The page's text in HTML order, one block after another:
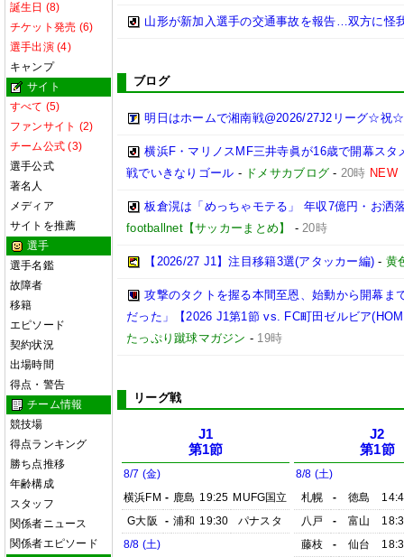
誕生日 (8)
チケット発売 (6)
選手出演 (4)
キャンプ
サイト
すべて (5)
ファンサイト (2)
チーム公式 (3)
選手公式
著名人
メディア
サイトを推薦
選手
選手名鑑
故障者
移籍
エピソード
契約状況
出場時間
得点・警告
チーム情報
競技場
得点ランキング
勝ち点推移
年齢構成
スタッフ
関係者ニュース
関係者エピソード
山形が新加入選手の交通事故を報告…双方に怪
ブログ
明日はホームで湘南戦@2026/27J2リーグ☆
横浜F・マリノスMF三井寺眞が16歳で開幕ス
戦でいきなりゴール - ドメサカブログ - 20時 NEW
板倉滉は「めっちゃモテる」 年収7億円・お洒
footballnet【サッカーまとめ】
-20時
【2026/27 J1】注目移籍3選(アタッカー編) -黄
攻撃のタクトを握る本間至恩、始動から開幕ま
だった」【2026 J1第1節 vs. FC町田ゼルビア
たっぷり蹴球マガジン - 19時
リーグ戦
J1
第1節
8/7 (金)
横浜FM - 鹿島 19:25 MUFG国立
G大阪
- 浦和 19:30
パナスタ
8/8 (土)
J2
第1節
8/8 (土)
札幌
- 徳島
八戸
- 富山
藤枝
- 仙台